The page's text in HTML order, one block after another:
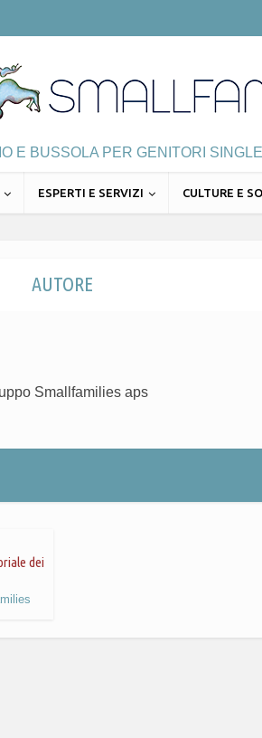
E BUSSOLA PER GENITORI
ESPERTI E SERVIZI CULTURE E
AUTORE
Smallfamilies aps
dei